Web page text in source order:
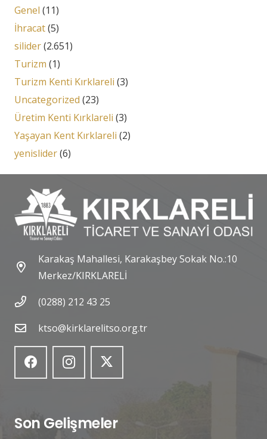
Genel (11)
İhracat(5)
silider(2.651)
Turizm (1)
Turizm Kenti Kırklareli (3)
Uncategorized (23)
Üretim Kenti Kırklareli (3)
Yaşayan Kent Kırklareli (2)
yenislider(6)
Karakaş Mahallesi, Karakaşbey Sokak No.:10
Merkez/KIRKLARELİ
(0288) 212 43 25
ktso@kirklarelitso.org.tr
Son Gelişmeler